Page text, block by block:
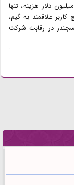
ظاهرا هشت سال کار و 200 میلیون دلار هزینه، تنها
علاقمند به گیم،
در رقابت شرکت